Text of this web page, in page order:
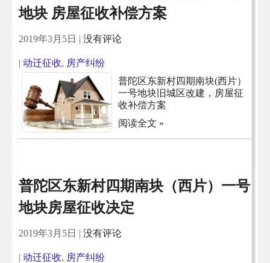
地块 房屋征收补偿方案
2019年3月5日 | 没有评论
| 动迁征收, 房产纠纷
普陀区东新村四期南块(西片）
一号地块旧城区改建，房屋征
收补偿方案
阅读全文 »
普陀区东新村四期南块（西片）一号
地块房屋征收决定
2019年3月5日 | 没有评论
| 动迁征收, 房产纠纷